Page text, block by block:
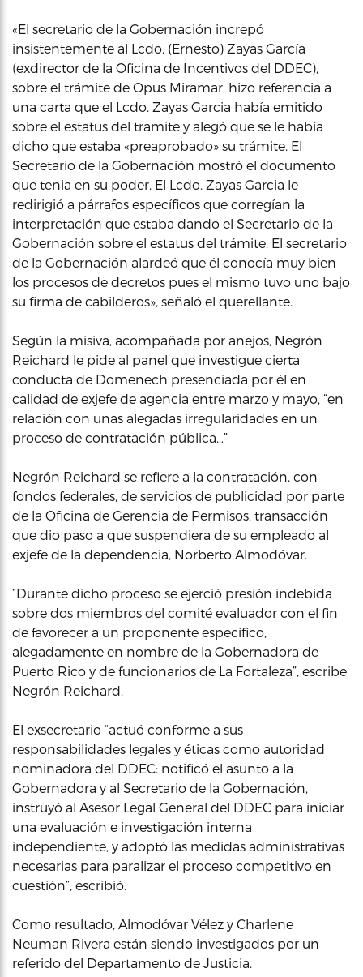
«El secretario de la Gobernación increpó
insistentemente al Lcdo. (Ernesto) Zayas García
(exdirector de la Oficina de Incentivos del DDEC),
sobre el trámite de Opus Miramar, hizo referencia a
una carta que el Lcdo. Zayas Garcia había emitido
sobre el estatus del tramite y alegó que se le había
dicho que estaba «preaprobado» su trámite. El
Secretario de la Gobernación mostró el documento
que tenia en su poder. El Lcdo. Zayas Garcia le
redirigió a párrafos específicos que corregían la
interpretación que estaba dando el Secretario de la
Gobernación sobre el estatus del trámite. El secretario
de la Gobernación alardeó que él conocía muy bien
los procesos de decretos pues el mismo tuvo uno bajo
su firma de cabilderos», señaló el querellante.
Según la misiva, acompañada por anejos, Negrón
Reichard le pide al panel que investigue cierta
conducta de Domenech presenciada por él en
calidad de exjefe de agencia entre marzo y mayo, “en
relación con unas alegadas irregularidades en un
proceso de contratación pública…”
Negrón Reichard se refiere a la contratación, con
fondos federales, de servicios de publicidad por parte
de la Oficina de Gerencia de Permisos, transacción
que dio paso a que suspendiera de su empleado al
exjefe de la dependencia, Norberto Almodóvar.
“Durante dicho proceso se ejerció presión indebida
sobre dos miembros del comité evaluador con el fin
de favorecer a un proponente específico,
alegadamente en nombre de la Gobernadora de
Puerto Rico y de funcionarios de La Fortaleza”, escribe
Negrón Reichard.
El exsecretario “actuó conforme a sus
responsabilidades legales y éticas como autoridad
nominadora del DDEC: notificó el asunto a la
Gobernadora y al Secretario de la Gobernación,
instruyó al Asesor Legal General del DDEC para iniciar
una evaluación e investigación interna
independiente, y adoptó las medidas administrativas
necesarias para paralizar el proceso competitivo en
cuestión”, escribió.
Como resultado, Almodóvar Vélez y Charlene
Neuman Rivera están siendo investigados por un
referido del Departamento de Justicia.